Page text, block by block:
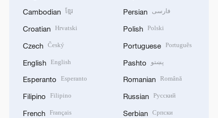
Cambodian ខ្មែរ
Croatian Hrvatski
Czech Český
English English
Esperanto Esperanto
Filipino Filipino
French Français
Persian فارسی
Polish Polski
Portuguese Português
Pashto پښتو
Romanian Română
Russian Русский
Serbian Српски